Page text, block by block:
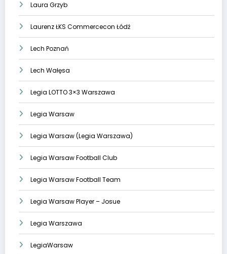
Laura Grzyb
Laurenz ŁKS Commercecon Łódź
Lech Poznań
Lech Wałęsa
Legia LOTTO 3×3 Warszawa
Legia Warsaw
Legia Warsaw (Legia Warszawa)
Legia Warsaw Football Club
Legia Warsaw Football Team
Legia Warsaw Player – Josue
Legia Warszawa
LegiaWarsaw